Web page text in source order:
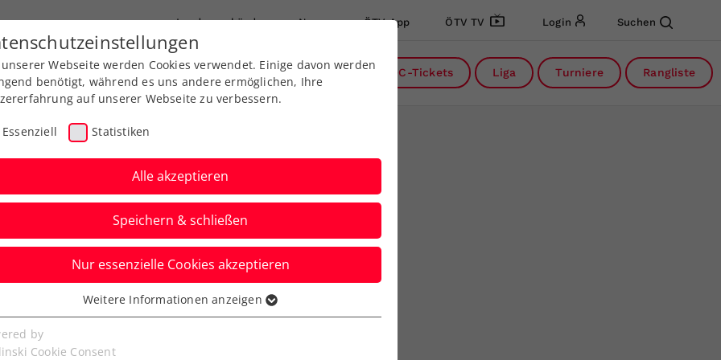
Landesverbände News ÖTV App ÖTV TV Login Suchen
Ausbildung Services Über uns DC-Tickets Liga Turniere Rangliste
Misolic wehrt sich
tapfer
Webseite werden Cookies verwendet. Einige davon werden
benötigt, während es uns andere ermöglichen, Ihre
auf unserer Webseite zu verbessern.
Essenziell Statistiken
Alle akzeptieren
Speichern & schließen
Nur essenzielle Cookies akzeptieren
Cookies werden für grundlegende Funktionen der
benötigt. Dadurch ist gewährleistet, dass die Webseite
Weitere Informationen anzeigen
by
Cookie Consent